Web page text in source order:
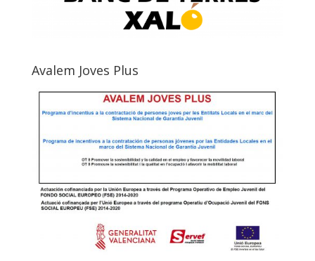
Avalem Joves Plus